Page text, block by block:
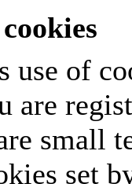
use of
are
small
set